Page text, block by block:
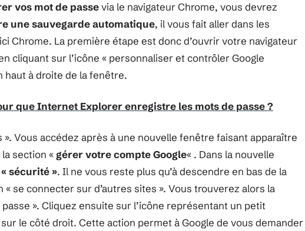
vos mot de passevia le navigateur Chrome, vous devrez
une sauvegarde automatique, il vous fait aller dans les
Chrome. La première étape est donc d’ouvrir votre navigateur
cliquant sur l’icône « personnaliser et contrôler Google
haut à droite de la fenêtre.
que Internet Explorer enregistre les mots de passe ?
Vous accédez après à une nouvelle fenêtre faisant apparaître
section « gérer votre compte Google« . Dans la nouvelle
sécurité ». Il ne vous reste plus qu’à descendre en bas de la
se connecter sur d’autres sites ». Vous trouverez alors la
». Cliquez ensuite sur l’icône représentant un petit
le côté droit. Cette action permet à Google de vous demander